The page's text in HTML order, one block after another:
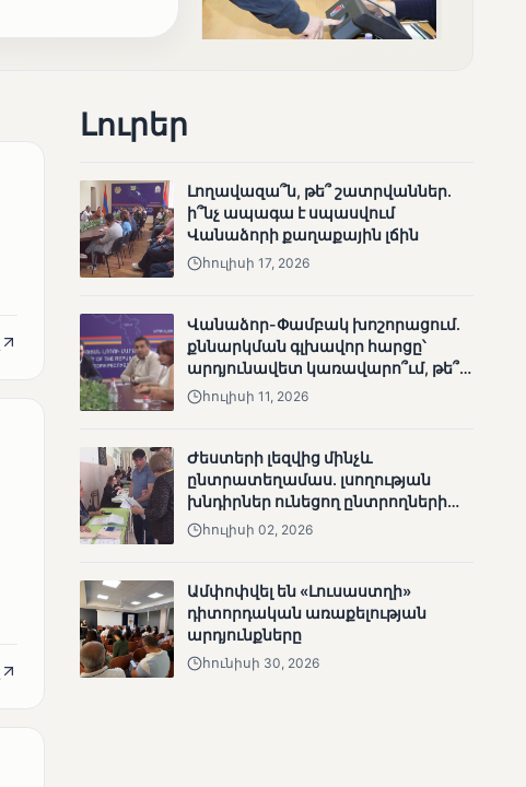
արդյունքները
Քվեարկության
նախնական
պաշտոնական
արդյունքները․ ՈՒՂԻՂ
Լուրեր
Լողավազա՞ն, թե՞ շատրվաններ.
ի՞նչ ապագա է սպասվում
Վանաձորի քաղաքային լճին
հուլիսի 17, 2026
Վանաձոր-Փամբակ խոշորացում.
քննարկման գլխավոր հարցը՝
արդյունավետ կառավարո՞ւմ, թե՞
քաղաքական նպատակ
հուլիսի 11, 2026
Ժեստերի լեզվից մինչև
ընտրատեղամաս. լսողության
խնդիրներ ունեցող ընտրողների
ճանապարհը
հուլիսի 02, 2026
Ամփոփվել են «Լուսաստղի»
դիտորդական առաքելության
արդյունքները
հունիսի 30, 2026